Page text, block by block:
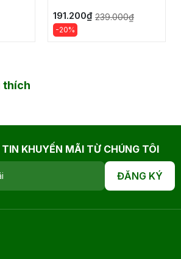
191.200₫ 239.000₫
-20%
thích
KHUYẾN MÃI TỪ CHÚNG TÔI
ĐĂNG KÝ